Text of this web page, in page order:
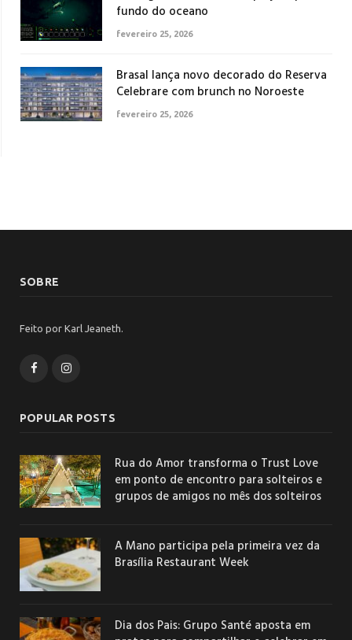
fundo do oceano
fevereiro 25, 2026
Brasal lança novo decorado do Reserva
Celebrare com brunch no Noroeste
fevereiro 25, 2026
SOBRE
Feito por Karl Jeaneth.
FacebookInstagram
POPULAR POSTS
Rua do Amor transforma o Trust Love
em ponto de encontro para solteiros e
grupos de amigos no mês dos solteiros
A Mano participa pela primeira vez da
Brasília Restaurant Week
Dia dos Pais: Grupo Santé aposta em